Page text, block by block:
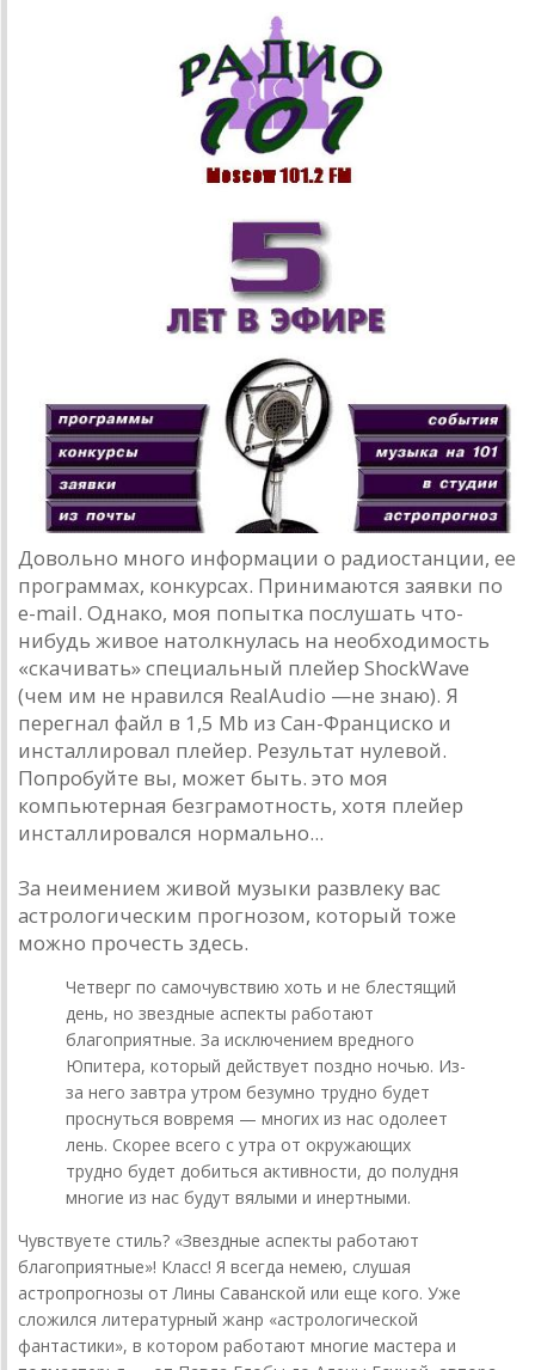
Довольно много информации о радиостанции, ее
программах, конкурсах. Принимаются заявки по
е-mail. Однако, моя попытка послушать что-
нибудь живое натолкнулась на необходимость
«скачивать» специальный плейер ShockWave
(чем им не нравился RealAudio —не знаю). Я
перегнал файл в 1,5 Mb из Сан-Франциско и
инсталлировал плейер. Результат нулевой.
Попробуйте вы, может быть. это моя
компьютерная безграмотность, хотя плейер
инсталлировался нормально...
За неимением живой музыки развлеку вас
астрологическим прогнозом, который тоже
можно прочесть здесь.
Четверг по самочувствию хоть и не блестящий
день, но звездные аспекты работают
благоприятные. За исключением вредного
Юпитера, который действует поздно ночью. Из-
за него завтра утром безумно трудно будет
проснуться вовремя — многих из нас одолеет
лень. Скорее всего с утра от окружающих
трудно будет добиться активности, до полудня
многие из нас будут вялыми и инертными.
Чувствуете стиль? «Звездные аспекты работают
благоприятные»! Класс! Я всегда немею, слушая
астропрогнозы от Лины Саванской или еще кого. Уже
сложился литературный жанр «астрологической
фантастики», в котором работают многие мастера и